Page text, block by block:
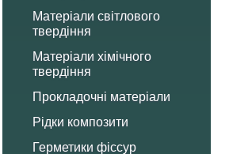
Матеріали світлового
твердіння
Матеріали хімічного
твердіння
Прокладочні матеріали
Рідки композити
Герметики фіссур